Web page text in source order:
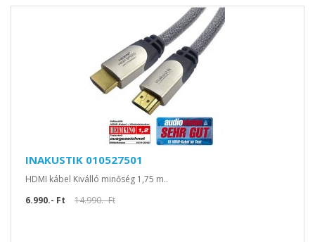
INAKUSTIK 010527501
HDMI kábel Kiválló minőség 1,75 m..
6.990.- Ft
14.990.- Ft